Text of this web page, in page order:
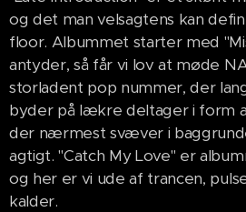
og det man velsagtens kan
floor. Albummet starter med
antyder, så får vi lov at møde
storladent pop nummer, der
byder på lækre deltager i form
der nærmest svæver i
agtigt. "Catch My Love" er
og her er vi ude af trancen,
kalder.